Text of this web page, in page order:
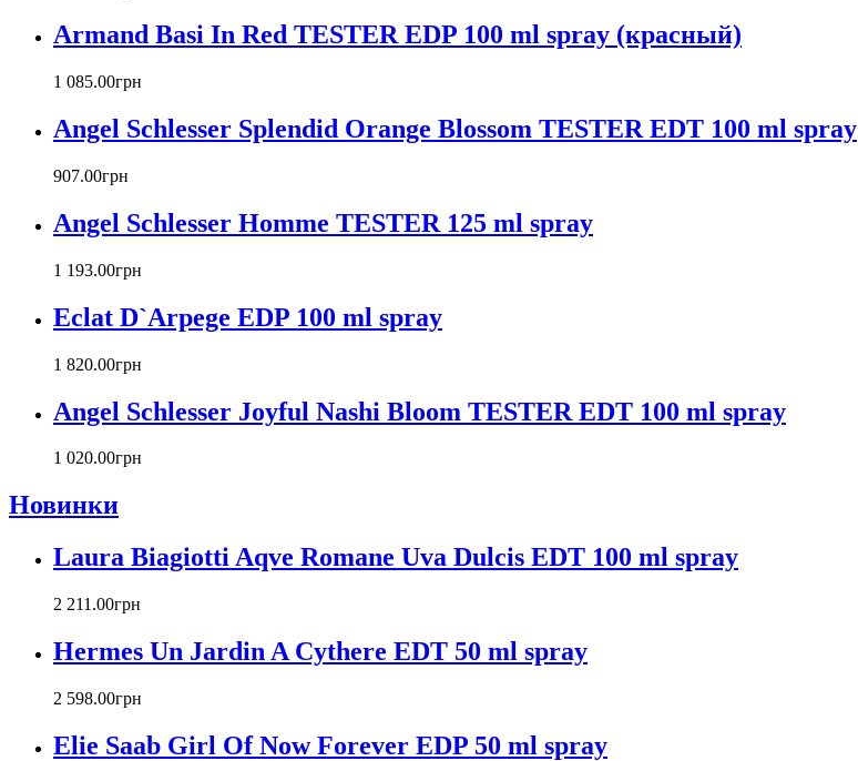
Armand Basi In Red TESTER EDP 100 ml spray (красный)
1 085.00грн
Angel Schlesser Splendid Orange Blossom TESTER EDT 100 ml spray
907.00грн
Angel Schlesser Homme TESTER 125 ml spray
1 193.00грн
Eclat D`Arpege EDP 100 ml spray
1 820.00грн
Angel Schlesser Joyful Nashi Bloom TESTER EDT 100 ml spray
1 020.00грн
Новинки
Laura Biagiotti Aqve Romane Uva Dulcis EDT 100 ml spray
2 211 .00грн
Hermes Un Jardin A Cythere EDT 50 ml spray
2 598.00грн
Elie Saab Girl Of Now Forever EDP 50 ml spray